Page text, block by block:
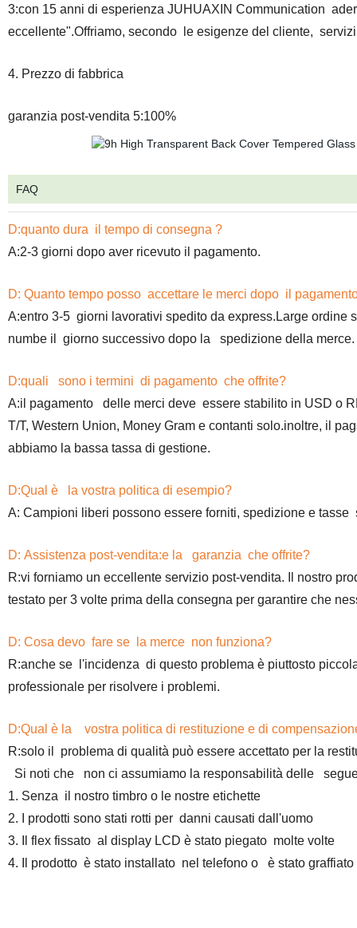
3:con 15 anni di esperienza JUHUAXIN Communication
eccellente".Offriamo, secondo le esigenze del cliente,
4. Prezzo di fabbrica
garanzia post-vendita 5:100%
FAQ
D:quanto dura il tempo di consegna ?
A:2-3 giorni dopo aver ricevuto il pagamento.
D: Quanto tempo posso accettare le merci dopo il
A:entro 3-5 giorni lavorativi spedito da express.Large ordine
numbe il giorno successivo dopo la spedizione della
D:quali sono i termini di pagamento che offrite?
A:il pagamento delle merci deve essere stabilito in USD o
T/T, Western Union, Money Gram e contanti solo.inoltre, il
abbiamo la bassa tassa di gestione.
D:Qual è la vostra politica di esempio?
A: Campioni liberi possono essere forniti, spedizione e
D: Assistenza post-vendita:e la garanzia che offrite?
R:vi forniamo un eccellente servizio post-vendita. Il nostro
testato per 3 volte prima della consegna per garantire che
D: Cosa devo fare se la merce non funziona?
R:anche se l'incidenza di questo problema è piuttosto
professionale per risolvere i problemi.
D:Qual è la vostra politica di restituzione e di
R:solo il problema di qualità può essere accettato per la
Si noti che non ci assumiamo la responsabilità delle
1. Senza il nostro timbro o le nostre etichette
2. I prodotti sono stati rotti per danni causati dall'uomo
3. Il flex fissato al display LCD è stato piegato molte volte
4. Il prodotto è stato installato nel telefono o è stato